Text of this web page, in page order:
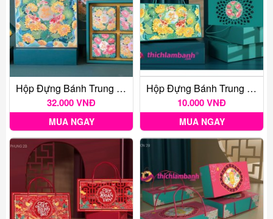
Hộp Đựng Bánh Trung Thu Ngọc Liên 4B
32.000 VNĐ
MUA NGAY
Hộp Đựng Bánh Trung Thu Ngọc Liên 2B
10.000 VNĐ
MUA NGAY